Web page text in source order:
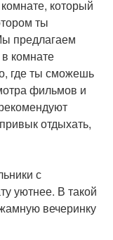
который
ты
предлагаем
комнате
где ты сможешь
фильмов и
отдыхать,
с
уютнее. В такой
вечеринку